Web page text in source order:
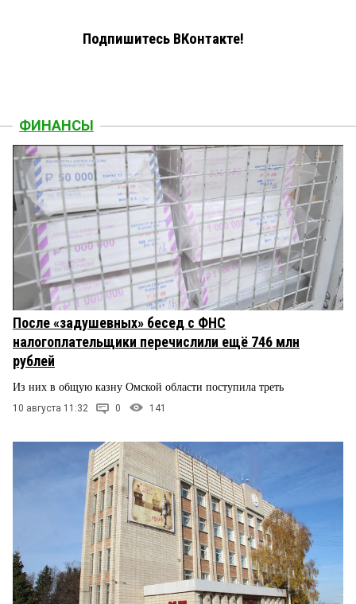
Подпишитесь ВКонтакте!
ФИНАНСЫ
После «задушевных» бесед с ФНС
налогоплательщики перечислили ещё 746 млн
рублей
Из них в общую казну Омской области поступила треть
10 августа 11:32 0 141